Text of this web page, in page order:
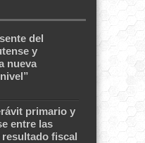
del
y
nueva
primario y
entre las
fiscal